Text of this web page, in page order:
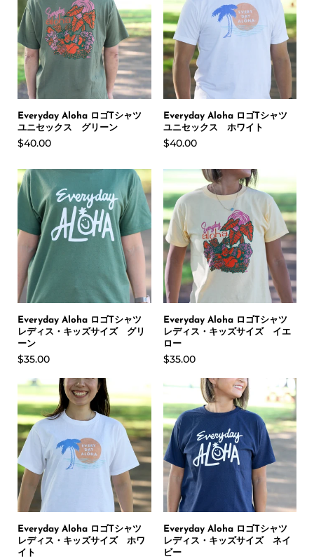
Everyday Aloha ロゴTシャツ
ユニセックス グリーン
$40.00
Everyday Aloha ロゴTシャツ
ユニセックス ホワイト
$40.00
Everyday Aloha ロゴTシャツ
レディス・キッズサイズ グリ
ーン
$35.00
Everyday Aloha ロゴTシャツ
レディス・キッズサイズ イエ
ロー
$35.00
Everyday Aloha ロゴTシャツ
レディス・キッズサイズ ホワ
イト
Everyday Aloha ロゴTシャツ
レディス・キッズサイズ ネイ
ビー